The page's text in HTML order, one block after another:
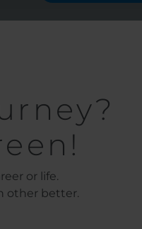
or life.
other better.